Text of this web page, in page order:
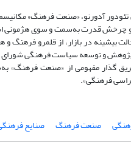
تئودور آدورنو، «صنعت فرهنگ»
چرخش قدرت به‌سمت و سوی هژمونی
در بازار، از قلمرو فرهنگ و
گذار مفهومی از «صنعت
فرهنگی».
صنعت فرهنگ صنایع